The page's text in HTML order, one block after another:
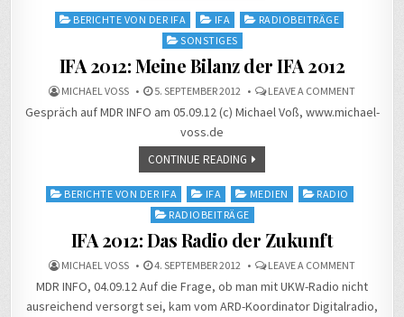
Posted
BERICHTE VON DER IFA IFA
RADIOBEITRÄGE
SONSTIGES
IFA 2012: Meine Bilanz der IFA 2012
MICHAEL VOSS 5. SEPTEMBER 2012 LEAVE A COMMENTON
2012:
Gespräch auf MDR INFO am 05.09.12 (c) Michael Voß, www.michael-
voss.de
CONTINUE READING
Posted
BERICHTE VON DER IFA IFA MEDIEN
RADIO
RADIOBEITRÄGE
IFA 2012: Das Radio der Zukunft
MICHAEL VOSS 4. SEPTEMBER 2012 LEAVE A COMMENTON
2012:
RADIO
MDR INFO, 04.09.12 Auf die Frage, ob man mit UKW-Radio nicht
ausreichend versorgt sei, kam vom ARD-Koordinator Digitalradio,